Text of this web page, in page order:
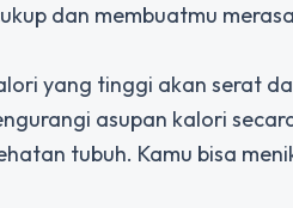
dan membuatmu
yang tinggi akan serat
asupan kalori
tubuh. Kamu bisa